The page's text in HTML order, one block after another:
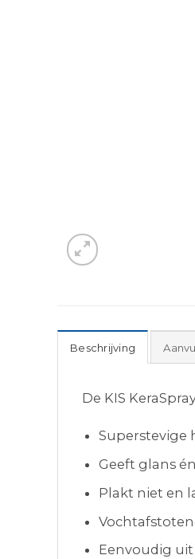
Beschrijving
De KIS
Superstevige
Geeft glans
Plakt niet en
Eenvoudig